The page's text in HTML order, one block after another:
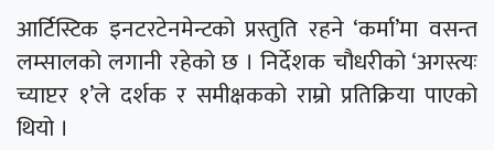
आर्टिस्टिक इनटरटेनमेन्टको प्रस्तुति रहने ‘कर्मा’मा वसन्त
लम्सालको लगानी रहेको छ । निर्देशक चौधरीको ‘अगस्त्यः
च्याप्टर १’ले दर्शक र समीक्षकको राम्रो प्रतिक्रिया पाएको
थियो ।